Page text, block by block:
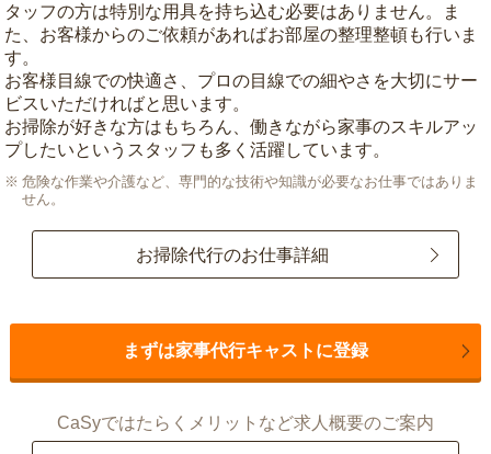
タッフの方は特別な用具を持ち込む必要はありません。ま
た、お客様からのご依頼があればお部屋の整理整頓も行いま
す。
お客様目線での快適さ、プロの目線での細やさを大切にサー
ビスいただければと思います。
お掃除が好きな方はもちろん、働きながら家事のスキルアッ
プしたいというスタッフも多く活躍しています。
危険な作業や介護など、専門的な技術や知識が必要なお仕事ではありま
せん。
お掃除代行のお仕事詳細
まずは家事代行キャストに登録
CaSyではたらくメリットなど求人概要のご案内